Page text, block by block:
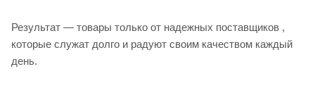
Результат — товары только от надежных поставщиков ,
которые служат долго и радуют своим качеством каждый
день.